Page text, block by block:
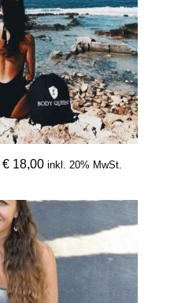
€ 18,00 inkl. 20% MwSt.